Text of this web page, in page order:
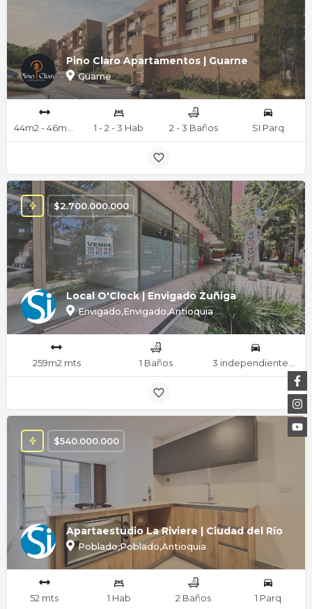
Pino Claro Apartamentos | Guarne
Guarne
1 - 2 - 3 Hab 2 - 3 Baños SI Parq
Local O'Clock | Envigado Zuñiga
Envigado,Envigado,Antioquia
$2.700.000.000
259m2 mts 1 Baños
Apartaestudio La Riviere | Ciudad del Río
Poblado,Poblado,Antioquia
$540.000.000
52 mts 1 Hab 2 Baños 1 Parq